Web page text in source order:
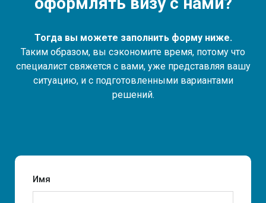
Тогда вы можете заполнить форму ниже.
Таким образом, вы сэкономите время, потому что
специалист свяжется с вами, уже представляя вашу
ситуацию, и с подготовленными вариантами
решений.
Имя